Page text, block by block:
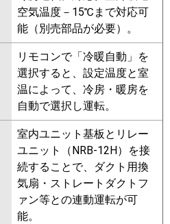
空気温度－15℃まで対応可
能（別売部品が必要）。
リモコンで「冷暖自動」を
選択すると、設定温度と室
温によって、冷房・暖房を
自動で選択し運転。
室内ユニット基板とリレー
ユニット（NRB-12H）を接
続することで、ダクト用換
気扇・ストレートダクトフ
ァン等との連動運転が可
能。